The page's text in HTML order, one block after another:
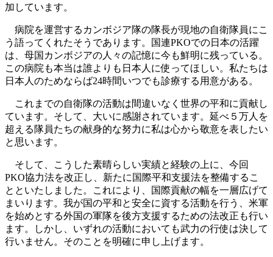
加しています。
病院を運営するカンボジア隊の隊長が現地の自衛隊員にこ
う語ってくれたそうであります。国連PKOでの日本の活躍
は、母国カンボジアの人々の記憶に今も鮮明に残っている。
この病院も本当は誰よりも日本人に使ってほしい。私たちは
日本人のためならば24時間いつでも診療する用意がある。
これまでの自衛隊の活動は間違いなく世界の平和に貢献し
ています。そして、大いに感謝されています。延べ５万人を
超える隊員たちの献身的な努力に私は心から敬意を表したい
と思います。
そして、こうした素晴らしい実績と経験の上に、今回
PKO協力法を改正し、新たに国際平和支援法を整備するこ
とといたしました。これにより、国際貢献の幅を一層広げて
まいります。我が国の平和と安全に資する活動を行う、米軍
を始めとする外国の軍隊を後方支援するための法改正も行い
ます。しかし、いずれの活動においても武力の行使は決して
行いません。そのことを明確に申し上げます。